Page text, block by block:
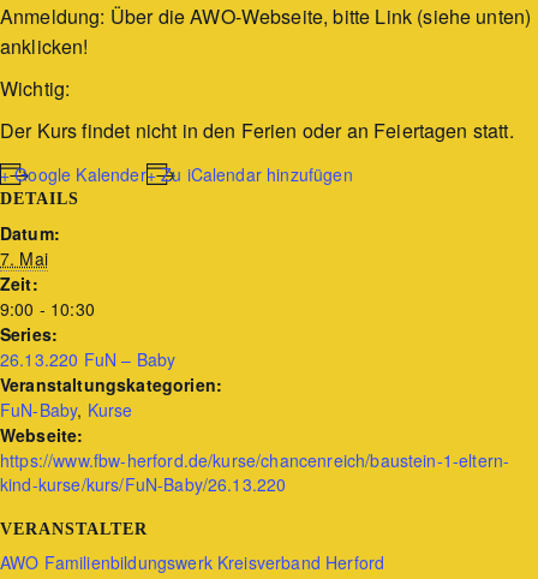
Anmeldung: Über die AWO-Webseite, bitte Link (siehe unten)
anklicken!
Wichtig:
Der Kurs findet nicht in den Ferien oder an Feiertagen statt.
+ Google Kalender+ Zu iCalendar hinzufügen
DETAILS
Datum:
7. Mai
Zeit:
9:00 - 10:30
Series:
26.13.220 FuN – Baby
Veranstaltungskategorien:
FuN-Baby, Kurse
Webseite:
https://www.fbw-herford.de/kurse/chancenreich/baustein-1-eltern-
kind-kurse/kurs/FuN-Baby/26.13.220
VERANSTALTER
AWO Familienbildungswerk Kreisverband Herford